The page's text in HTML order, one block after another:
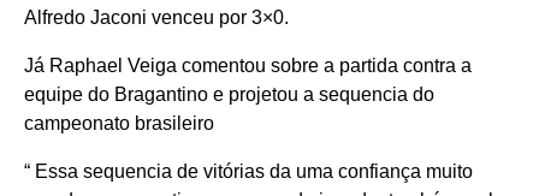
Alfredo Jaconi venceu por 3×0.
Já Raphael Veiga comentou sobre a partida contra a
equipe do Bragantino e projetou a sequencia do
campeonato brasileiro
“ Essa sequencia de vitórias da uma confiança muito